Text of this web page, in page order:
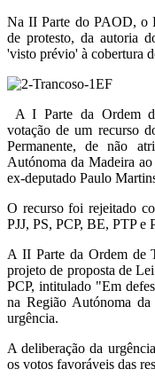
Na II Parte do PAOD, o
de protesto, da autoria
'visto prévio' à cobertura
A I Parte da Ordem
votação de um recurso
Permanente, de não
Autónoma da Madeira
ex-deputado Paulo
O recurso foi rejeitado
PJJ, PS, PCP, BE, PTP e
A II Parte da Ordem de
projeto de proposta de
PCP, intitulado "Em
na Região Autónoma da
urgência.
A deliberação da
os votos favoráveis das